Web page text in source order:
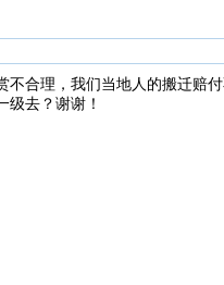
合理，我们当地人的搬迁赔
级去？谢谢！